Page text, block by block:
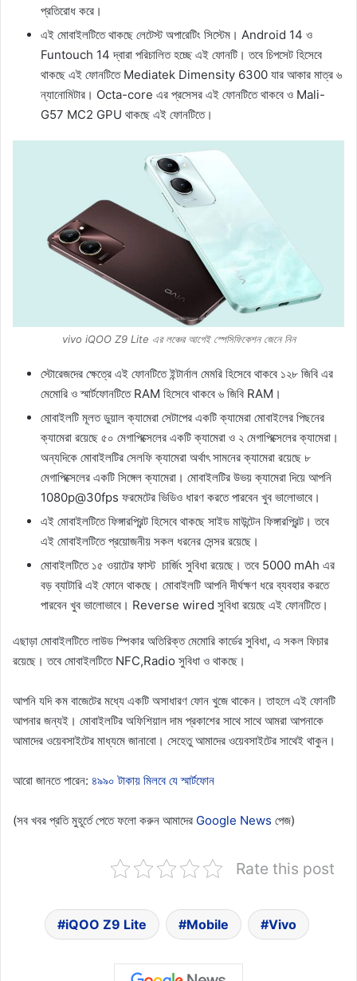
প্রতিরোধ করে।
এই মোবাইলটিতে থাকছে লেটেস্ট অপারেটিং সিস্টেম। Android 14 ও
Funtouch 14 দ্বারা পরিচালিত হচ্ছে এই ফোনটি। তবে চিপসেট হিসেবে
থাকছে এই ফোনটিতে Mediatek Dimensity 6300 যার আকার মাত্র ৬
ন্যানোমিটার। Octa-core এর প্রসেসর এই ফোনটিতে থাকবে ও Mali-
G57 MC2 GPU থাকছে এই ফোনটিতে।
vivo iQOO Z9 Lite এর লঞ্চের আগেই স্পেসিফিকেশন জেনে নিন
স্টোরেজদের ক্ষেত্রে এই ফোনটিতে ইন্টার্নাল মেমরি হিসেবে থাকবে ১২৮ জিবি এর
মেমোরি ও স্মার্টফোনটিতে RAM হিসেবে থাকবে ৬ জিবি RAM।
মোবাইলটি মূলত ডুয়াল ক্যামেরা সেটাপের একটি ক্যামেরা মোবাইলের পিছনের
ক্যামেরা রয়েছে ৫০ মেগাপিক্সেলের একটি ক্যামেরা ও ২ মেগাপিক্সেলের ক্যামেরা।
অন্যদিকে মোবাইলটির সেলফি ক্যামেরা অর্থাৎ সামনের ক্যামেরা রয়েছে ৮
মেগাপিক্সেলের একটি সিঙ্গেল ক্যামেরা। মোবাইলটির উভয় ক্যামেরা দিয়ে আপনি
1080p@30fps ফরমেটের ভিডিও ধারণ করতে পারবেন খুব ভালোভাবে।
এই মোবাইলটিতে ফিঙ্গারপ্রিন্ট হিসেবে থাকছে সাইড মাউন্টেন ফিঙ্গারপ্রিন্ট। তবে
এই মোবাইলটিতে প্রয়োজনীয় সকল ধরনের সেন্সর রয়েছে।
মোবাইলটিতে ১৫ ওয়াটের ফাস্ট চার্জিং সুবিধা রয়েছে। তবে 5000 mAh এর
বড় ব্যাটারি এই ফোনে থাকছে। মোবাইলটি আপনি দীর্ঘক্ষণ ধরে ব্যবহার করতে
পারবেন খুব ভালোভাবে। Reverse wired সুবিধা রয়েছে এই ফোনটিতে।
এছাড়া মোবাইলটিতে লাউড স্পিকার অতিরিক্ত মেমোরি কার্ডের সুবিধা, এ সকল ফিচার
রয়েছে। তবে মোবাইলটিতে NFC,Radio সুবিধা ও থাকছে।
আপনি যদি কম বাজেটের মধ্যে একটি অসাধারণ ফোন খুজে থাকেন। তাহলে এই ফোনটি
আপনার জন্যই। মোবাইলটির অফিশিয়াল দাম প্রকাশের সাথে সাথে আমরা আপনাকে
আমাদের ওয়েবসাইটের মাধ্যমে জানাবো। সেহেতু আমাদের ওয়েবসাইটের সাথেই থাকুন।
আরো জানতে পারেন: ৪৯৯০ টাকায় মিলবে যে স্মার্টফোন
(সব খবর প্রতি মুহূর্তে পেতে ফলো করুন আমাদের Google News পেজ)
Rate this post
iQOO Z9 Lite Mobile Vivo